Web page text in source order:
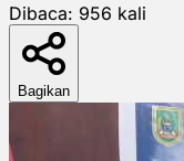
Dibaca: 956 kali
Bagikan